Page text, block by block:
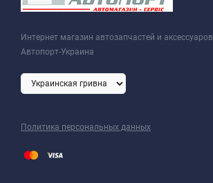
Интернет магазин автозапчастей и аксессуаров
Автопорт-Украина
Политика персональных данных